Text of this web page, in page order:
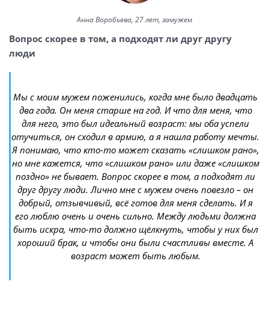
Анна Воробьева, 27 лет, замужем
Вопрос скорее в том, а подходят ли друг другу
люди
Мы с моим мужем поженились, когда мне было двадцать
два года. Он меня старше на год. И что для меня, что
для него, это был идеальный возраст: мы оба успели
отучиться, он сходил в армию, а я нашла работу мечты.
Я понимаю, что кто-то может сказать «слишком рано»,
но мне кажется, что «слишком рано» или даже «слишком
поздно» не бывает. Вопрос скорее в том, а подходят ли
друг другу люди. Лично мне с мужем очень повезло – он
добрый, отзывчивый, всё готов для меня сделать. И я
его люблю очень и очень сильно. Между людьми должна
быть искра, что-то должно щёлкнуть, чтобы у них был
хороший брак, и чтобы они были счастливы вместе. А
возраст может быть любым.